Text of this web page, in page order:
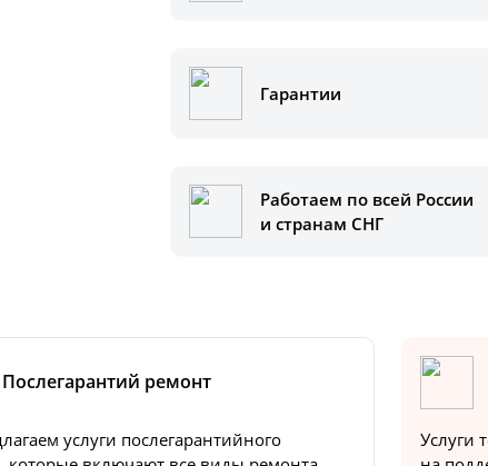
Гарантии
Работаем по всей России
и странам СНГ
Послегарантий ремонт
услуги послегарантийного
Услуги